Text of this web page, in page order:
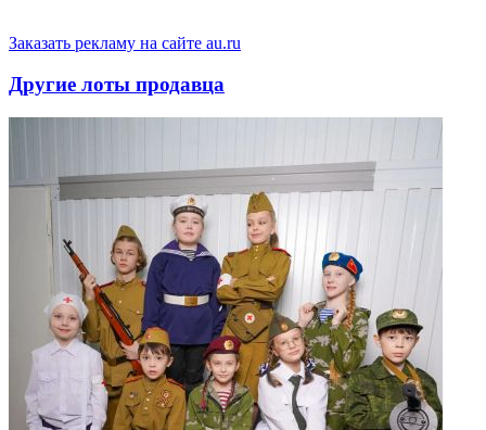
Заказать рекламу на сайте au.ru
Другие лоты продавца